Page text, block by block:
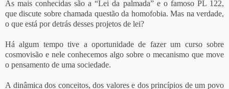
As mais conhecidas são a “Lei da palmada” e o famoso PL 122,
que discute sobre chamada questão da homofobia. Mas na verdade,
o que está por detrás desses projetos de lei?
Há algum tempo tive a oportunidade de fazer um curso sobre
cosmovisão e nele conhecemos algo sobre o mecanismo que move
o pensamento de uma sociedade.
A dinâmica dos conceitos, dos valores e dos princípios de um povo